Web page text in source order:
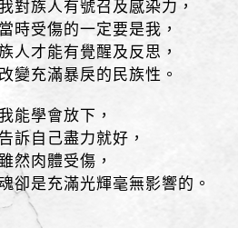
對族人有號召及感染力，
時受傷的一定要是我，
人才能有覺醒及反思，
變充滿暴戾的民族性。
能學會放下，
訴自己盡力就好，
然肉體受傷，
卻是充滿光輝毫無影響的。